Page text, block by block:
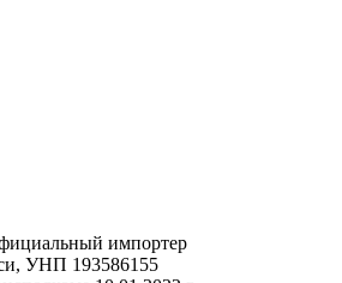
импортер
УНП 193586155